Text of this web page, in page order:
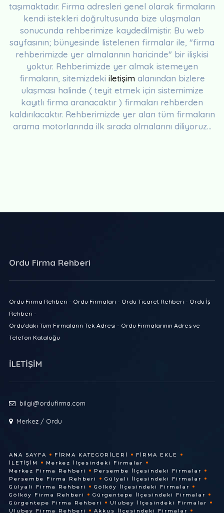
taşımaktadır. Firma adresleri genel olarak firmaların
kendi istekleri doğrultusunda bize ulaşmaları
sonucunda rehberimize kaydedilmiştir. Bu web
sayfasının; bünyesinde listelenen firmalar ile, "firma
rehberimizde yer almalarının haricinde" bir ilişkisi
yoktur. Rehberimizde yer almak istemeyen
firmaların, sitemizdeki iletişim alanından bizlere
ulaşması halinde ( teyit etmek için sistemimize
kayıtlı firma aranacaktır ) firmaları rehberden
kaldırılacaktır. Rehberimizde yer alan tüm firmaların
arama motorlarında ilk sırada olmalarını diliyoruz...
Ordu Firma Rehberi
Ordu Firma Rehberi - Ordu Firmaları - Ordu Ticaret Rehberi - Ordu İş
Rehberi -
Ordu'daki Tüm Firmaların Tek Adresi - Ordu Firmalarının Adres ve
Telefon Kataloğu
İLETİŞİM
bilgi@ordufirma.com
Merkez / Ordu
ANA SAYFA FIRMA KATEGORILERI
FIRMA EKLE
İLETIŞIM
Merkez İlçesindeki Firmalar
Merkez Firma Rehberi
Persembe İlçesindeki Firmalar
Persembe Firma Rehberi
Gülyali İlçesindeki Firmalar
Gülyali Firma Rehberi
Gölköy İlçesindeki Firmalar
Gölköy Firma Rehberi
Gürgentepe İlçesindeki Firmalar
Gürgentepe Firma Rehberi
Ulubey İlçesindeki Firmalar
Ulubey Firma Rehberi
Akkus İlçesindeki Firmalar